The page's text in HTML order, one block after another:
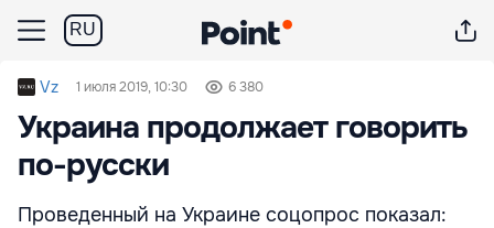
RU
Vz 1 июля 2019, 10:30 6 380
Украина продолжает говорить
по-русски
Проведенный на Украине соцопрос показал: